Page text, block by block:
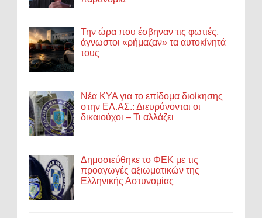
Την ώρα που έσβηναν τις φωτιές,
άγνωστοι «ρήμαζαν» τα αυτοκίνητά
τους
Νέα ΚΥΑ για το επίδομα διοίκησης
στην ΕΛ.ΑΣ.: Διευρύνονται οι
δικαιούχοι – Τι αλλάζει
Δημοσιεύθηκε το ΦΕΚ με τις
προαγωγές αξιωματικών της
Ελληνικής Αστυνομίας